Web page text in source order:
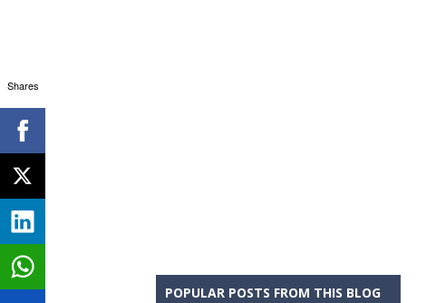
POPULAR POSTS FROM THIS BLOG
Shares